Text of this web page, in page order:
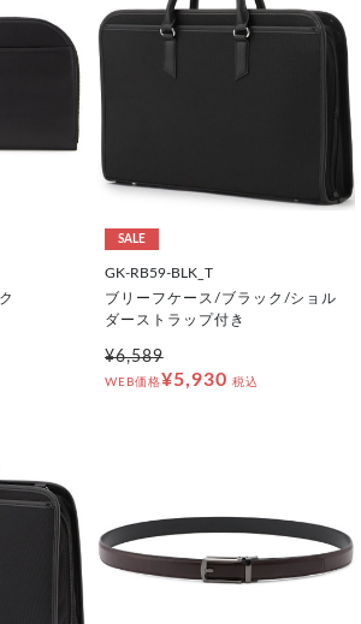
SALE
GK-RB59-BLK_T
ブリーフケース/ブラック/ショル
ダーストラップ付き
¥6,589
WEB価格¥5,930 税込